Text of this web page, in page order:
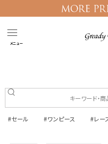
メニュー
#セール #ワンピース #レー